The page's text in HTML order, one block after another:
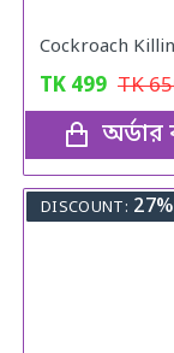
TK 499 TK
DISCOUNT: 27%